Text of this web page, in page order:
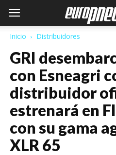
Inicio Distribuidores
GRI
con Esneagri
distribuidor
estrenará en
con su gama
XLR 65